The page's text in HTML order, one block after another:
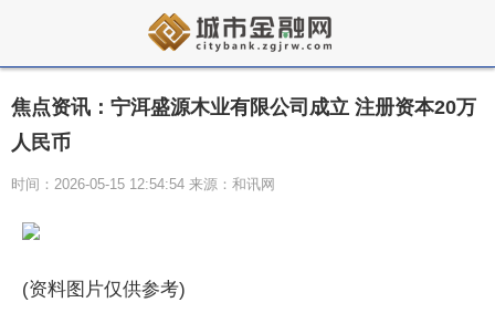
焦点资讯：宁洱盛源木业有限公司成立 注册资本20万
人民币
时间：2026-05-15 12:54:54 来源：和讯网
(资料图片仅供参考)